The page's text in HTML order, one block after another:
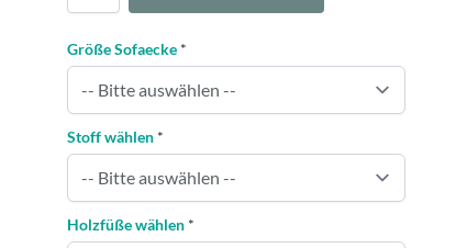
Größe Sofaecke *
Stoff wählen *
Holzfüße wählen *